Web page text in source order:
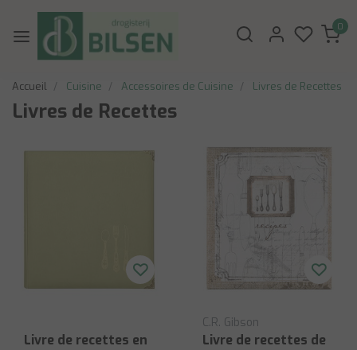
0
Accueil Cuisine Accessoires de Cuisine Livres de Recettes
Livres de Recettes
Livre de recettes en
C.R. Gibson
Livre de recettes de